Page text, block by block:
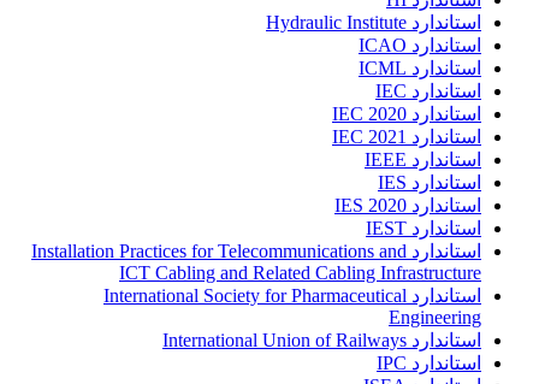
استاندارد Hydraulic Institute
استاندارد ICAO
استاندارد ICML
استاندارد IEC
استاندارد IEC 2020
استاندارد IEC 2021
استاندارد IEEE
استاندارد IES
استاندارد IES 2020
استاندارد IEST
استاندارد Installation Practices for Telecommunications and
ICT Cabling and Related Cabling Infrastructure
استاندارد International Society for Pharmaceutical
Engineering
استاندارد International Union of Railways
استاندارد IPC